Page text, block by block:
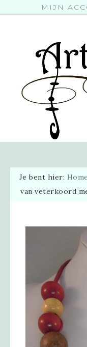
MIJN
Je bent hier: Home
van veterkoord